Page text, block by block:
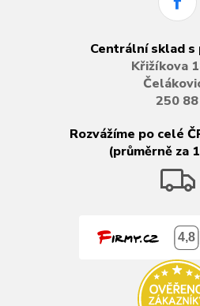
Centrální sklad s
Křižíkova
250 88
Rozvážíme po celé
(průměrně za